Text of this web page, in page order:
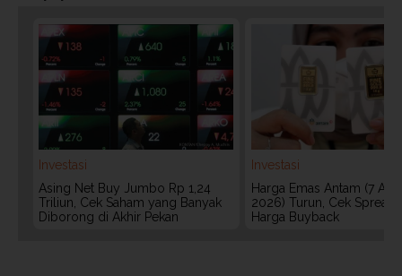
Investasi
Asing Net Buy Jumbo Rp 1,24
Triliun, Cek Saham yang Banyak
Diborong di Akhir Pekan
Investasi
Harga Emas Antam (7
2026) Turun, Cek Spread
Harga Buyback